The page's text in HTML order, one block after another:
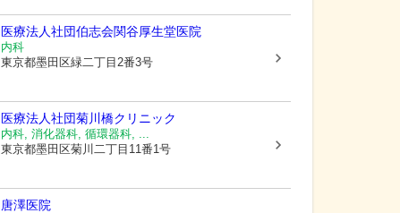
医療法人社団伯志会関谷厚生堂医院
内科
東京都墨田区緑二丁目2番3号
医療法人社団菊川橋クリニック
内科, 消化器科, 循環器科, ...
東京都墨田区菊川二丁目11番1号
唐澤医院